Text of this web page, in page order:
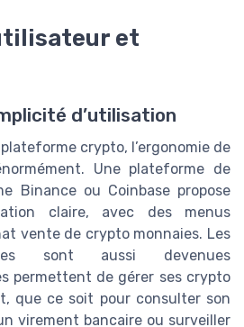
et
d’utilisation
crypto, l’ergonomie de
Une plateforme de
Binance ou Coinbase propose
claire, avec des menus
vente de crypto monnaies. Les
sont aussi devenues
permettent de gérer ses crypto
que ce soit pour consulter son
virement bancaire ou surveiller